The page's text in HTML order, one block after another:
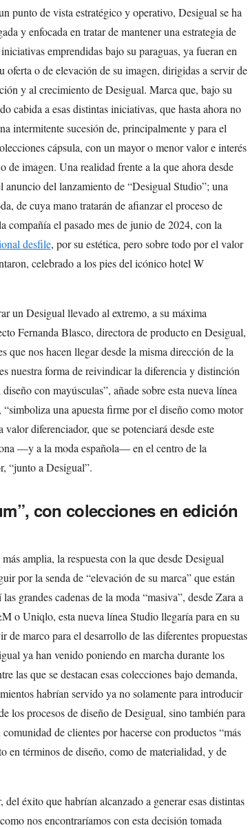
punto de vista estratégico y operativo, Desigual se ha
y enfocada en tratar de mantener una estrategia de
emprendidas bajo su paraguas, ya fueran en
oferta o de elevación de su imagen, dirigidas a servir de
y al crecimiento de Desigual. Marca que, bajo su
cabida a esas distintas iniciativas, que hasta ahora no
intermitente sucesión de, principalmente y para el
cápsula, con un mayor o menor valor e interés
de imagen. Una realidad frente a la que ahora desde
anuncio del lanzamiento de “Desigual Studio”; una
de cuya mano tratarán de afianzar el proceso de
compañía el pasado mes de junio de 2024, con la
desfile, por su estética, pero sobre todo por el valor
celebrado a los pies del icónico hotel W
un Desigual llevado al extremo, a su máxima
Fernanda Blasco, directora de producto en Desigual,
que nos hacen llegar desde la misma dirección de la
nuestra forma de reivindicar la diferencia y distinción
con mayúsculas”, añade sobre esta nueva línea
una apuesta firme por el diseño como motor
diferenciador, que se potenciará desde este
—y a la moda española— en el centro de la
“junto a Desigual”.
con colecciones en edición
amplia, la respuesta con la que desde Desigual
por la senda de “elevación de su marca” que están
grandes cadenas de la moda “masiva”, desde Zara a
o Uniqlo, esta nueva línea Studio llegaría para en su
de marco para el desarrollo de las diferentes propuestas
ya han venido poniendo en marcha durante los
las que se destacan esas colecciones bajo demanda,
habrían servido ya no solamente para introducir
los procesos de diseño de Desigual, sino también para
de clientes por hacerse con productos “más
en términos de diseño, como de materialidad, y de
éxito que habrían alcanzado a generar esas distintas
nos encontraríamos con esta decisión tomada